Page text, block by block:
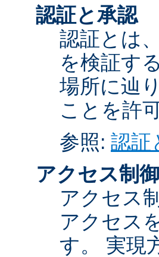
認証と承認
認証とは
を検証す
場所に辿
ことを許
参照: 認証
アクセス制御
アクセス
アクセス
す。 実現